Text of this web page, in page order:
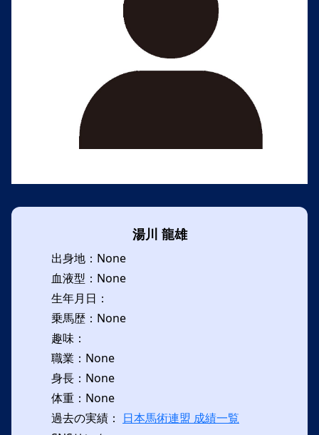
湯川 龍雄
出身地：None
血液型：None
生年月日：
乗馬歴：None
趣味：
職業：None
身長：None
体重：None
過去の実績： 日本馬術連盟 成績一覧